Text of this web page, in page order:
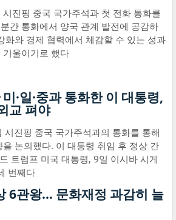
진핑 중국 국가주석과 첫 전화 통화를
간 통화에서 양국 관계 발전에 공감하
화와 경제 협력에서 체감할 수 있는 성과
울이기로 했다
미·일·중과 통화한 이 대통령,
교 펴야
시진핑 중국 국가주석과의 통화를 통해
논의했다. 이 대통령 취임 후 정상 간
트럼프 미국 대통령, 9일 이시바 시게
번째다
6관왕… 문화재정 과감히 늘